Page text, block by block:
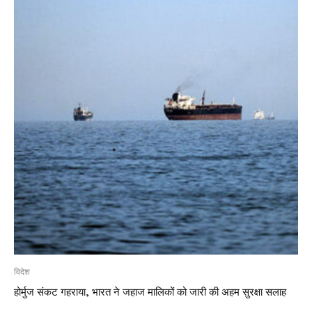
विदेश
होर्मुज संकट गहराया, भारत ने जहाज मालिकों को जारी की अहम सुरक्षा सलाह